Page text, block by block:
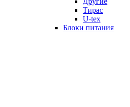
Тирас
U-tex
Блоки питания